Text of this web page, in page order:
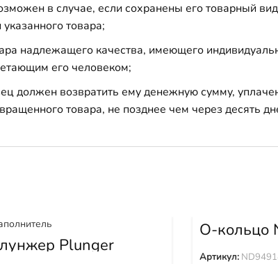
в случае, если сохранены его товарный
товара;
надлежащего качества, имеющего
его человеком;
должен возвратить ему денежную сумму,
товара, не позднее чем через десять
Plunger
О-кольцо
2570
Артикул: